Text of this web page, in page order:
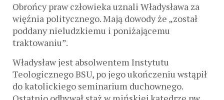
Obrońcy praw człowieka uznali Władysława za
więźnia politycznego. Mają dowody że „został
poddany nieludzkiemu i poniżającemu
traktowaniu”.
Władysław jest absolwentem Instytutu
Teologicznego BSU, po jego ukończeniu wstąpił
do katolickiego seminarium duchownego.